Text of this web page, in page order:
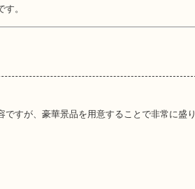
。
すが、豪華景品を用意することで非常に盛り